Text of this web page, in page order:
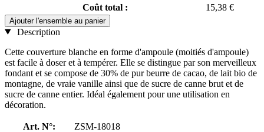
Coût total :
15,38 €
Ajouter l'ensemble au panier
Description
Cette couverture blanche en forme d'ampoule (moitiés d'ampoule)
est facile à doser et à tempérer. Elle se distingue par son merveilleux
fondant et se compose de 30% de pur beurre de cacao, de lait bio de
montagne, de vraie vanille ainsi que de sucre de canne brut et de
sucre de canne entier. Idéal également pour une utilisation en
décoration.
Art. N°:
ZSM-18018